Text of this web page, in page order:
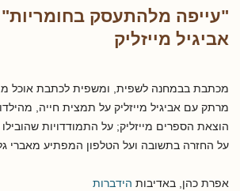
"עייפה מלהתעסק
אביגיל מייזליק
מכתבת בבמחנה לשפית, ומשפית לכתבת אוכל
מרתק עם אביגיל מייזליק על תמצית חייה,
הוצאת הספרים מייזליק; על התמודדויות שהובילו
על החזרה בתשובה ועל הטלפון המפתיע מאברי
אפרת כהן, באדיבות הידברות